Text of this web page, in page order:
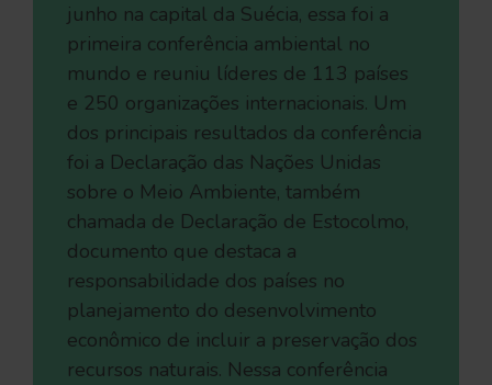
junho na capital da Suécia, essa foi a
primeira conferência ambiental no
mundo e reuniu líderes de 113 países
e 250 organizações internacionais. Um
dos principais resultados da conferência
foi a Declaração das Nações Unidas
sobre o Meio Ambiente, também
chamada de Declaração de Estocolmo,
documento que destaca a
responsabilidade dos países no
planejamento do desenvolvimento
econômico de incluir a preservação dos
recursos naturais. Nessa conferência